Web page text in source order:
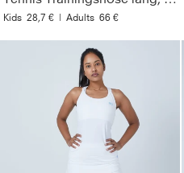
Kids 28,7 € | Adults 66 €